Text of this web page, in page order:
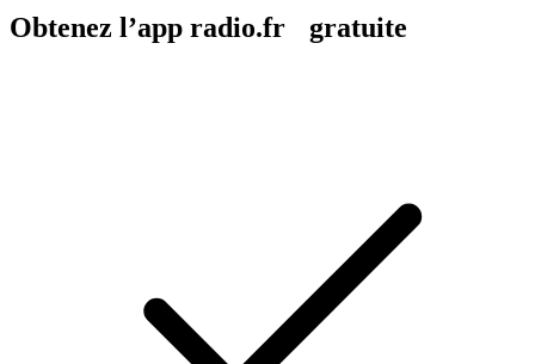
Obtenez l’app radio.fr gratuite